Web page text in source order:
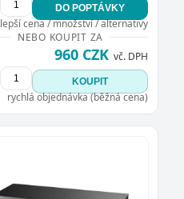
DO POPTÁVKY
lepší cena / množství / alternativy
NEBO KOUPIT ZA
960 CZK vč. DPH
KOUPIT
rychlá objednávka (běžná cena)